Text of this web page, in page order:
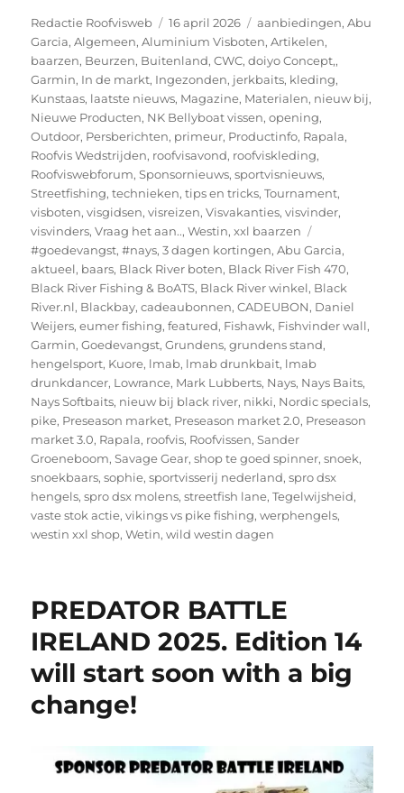
Auteur
Redactie Roofvisweb
Geplaatst
op
16 april 2026 Categorieën
aanbiedingen,Abu
Garcia,Algemeen,Aluminium Visboten,Artikelen,
baarzen, Beurzen, Buitenland,CWC,doiyo Concept,,
Garmin, In de markt, Ingezonden, jerkbaits, kleding,
Kunstaas, laatste nieuws, Magazine, Materialen, nieuw bij,
Nieuwe Producten, NK Bellyboat vissen,opening,
Outdoor, Persberichten, primeur, Productinfo, Rapala,
Roofvis Wedstrijden, roofvisavond, roofviskleding,
Roofviswebforum,Sponsornieuws,sportvisnieuws,
Streetfishing,technieken,tips en tricks,Tournament,
visboten,visgidsen,visreizen,Visvakanties,visvinder,
visvinders,Vraag het aan..,Westin,xxl baarzen
#goedevangst,#nays,3 dagen kortingen,Abu Garcia,
aktueel, baars, Black River boten, Black River Fish 470,
Black River Fishing & BoATS, Black River winkel, Black
River.nl, Blackbay,cadeaubonnen,CADEUBON, Daniel
Weijers,eumer fishing,featured, Fishawk, Fishvinder wall,
Garmin,Goedevangst,Grundens,grundens stand,
hengelsport, Kuore, lmab, lmab drunkbait, lmab
drunkdancer, Lowrance, Mark Lubberts, Nays, Nays Baits,
Nays Softbaits, nieuw bij black river, nikki, Nordic specials,
pike, Preseason market, Preseason market 2.0, Preseason
market 3.0, Rapala, roofvis, Roofvissen,Sander
Groeneboom,Savage Gear,shop te goed spinner,snoek,
snoekbaars,sophie,sportvisserij nederland,spro dsx
hengels,spro dsx molens,streetfish lane,Tegelwijsheid,
vaste stok actie,vikings vs pike fishing,werphengels,
westin xxl shop,Wetin,wild westin dagen
PREDATOR BATTLE
IRELAND 2025. Edition 14
will start soon with a big
change!